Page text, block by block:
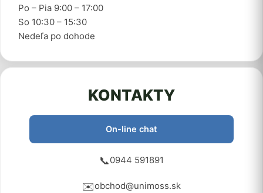
Po – Pia 9:00 – 17:00
So 10:30 – 15:30
Nedeľa po dohode
KONTAKTY
On-line chat
📞0944 591891
✉️obchod@unimoss.sk